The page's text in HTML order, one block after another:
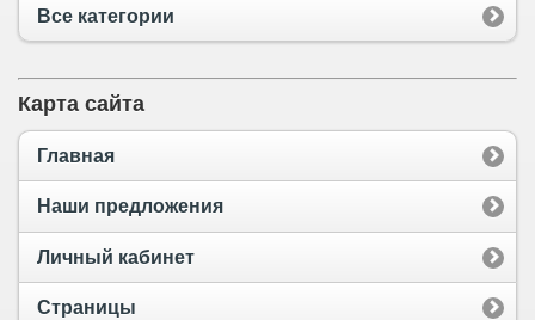
Все категории
Карта сайта
Главная
Наши предложения
Личный кабинет
Страницы